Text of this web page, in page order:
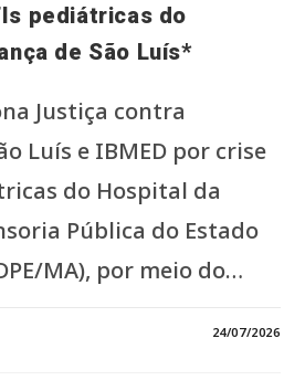
SOBRE
A
GESTÃO
DAS
pediátricas do
de São Luís*
Justiça contra
Luís e IBMED por crise
do Hospital da
Pública do Estado
MA), por meio do…
24/07/2026